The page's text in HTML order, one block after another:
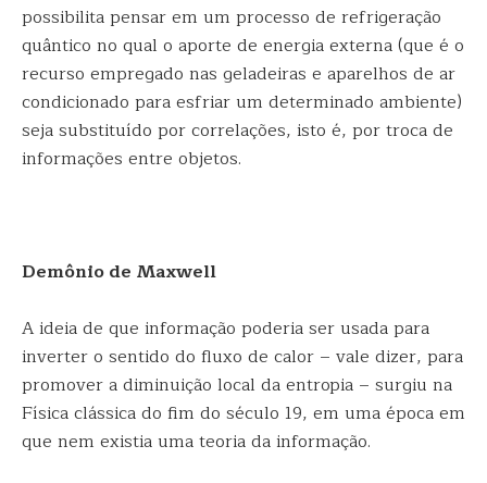
possibilita pensar em um processo de refrigeração
quântico no qual o aporte de energia externa (que é o
recurso empregado nas geladeiras e aparelhos de ar
condicionado para esfriar um determinado ambiente)
seja substituído por correlações, isto é, por troca de
informações entre objetos.
Demônio de Maxwell
A ideia de que informação poderia ser usada para
inverter o sentido do fluxo de calor – vale dizer, para
promover a diminuição local da entropia – surgiu na
Física clássica do fim do século 19, em uma época em
que nem existia uma teoria da informação.